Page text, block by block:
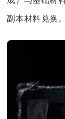
副本材料兑换。